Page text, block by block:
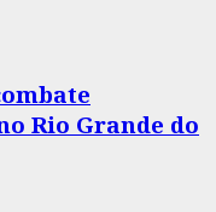
Rio Grande do